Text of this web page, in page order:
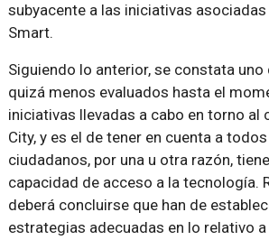
subyacente a las iniciativas
Smart.
Siguiendo lo anterior, se constata
quizá menos evaluados hasta el
iniciativas llevadas a cabo en torno al
City, y es el de tener en cuenta a
ciudadanos, por una u otra razón,
capacidad de acceso a la tecnología.
deberá concluirse que han de
estrategias adecuadas en lo relativo